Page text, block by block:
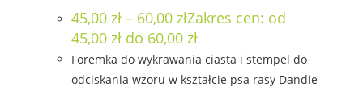
45,00 zł – 60,00 złZakres cen: od
45,00 zł do 60,00 zł
Foremka do wykrawania ciasta i stempel do
odciskania wzoru w kształcie psa rasy Dandie